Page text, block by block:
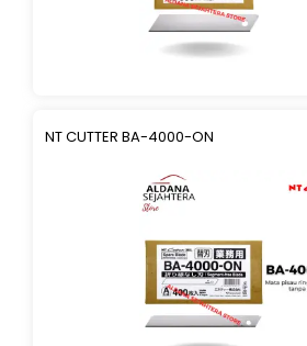
NT CUTTER BA-4000-ON